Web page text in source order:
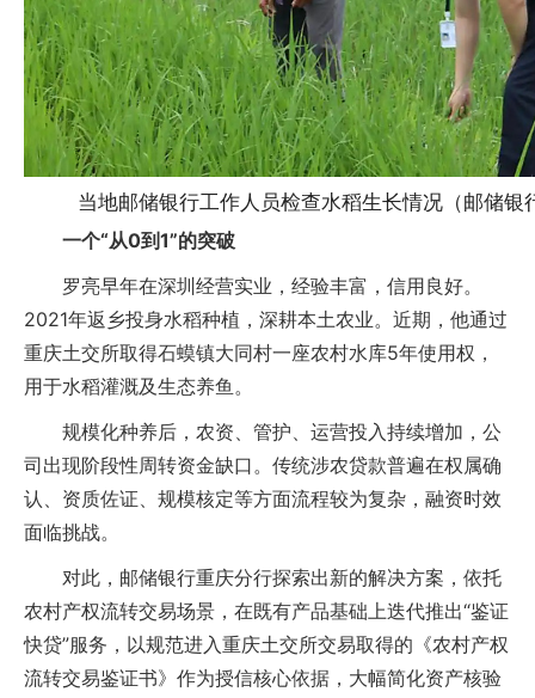
当地邮储银行工作人员检查水稻生长情况（邮储银
一个“从0到1”的突破
罗亮早年在深圳经营实业，经验丰富，信用良好。
2021年返乡投身水稻种植，深耕本土农业。近期，他通过
重庆土交所取得石蟆镇大同村一座农村水库5年使用权，
用于水稻灌溉及生态养鱼。
规模化种养后，农资、管护、运营投入持续增加，公
司出现阶段性周转资金缺口。传统涉农贷款普遍在权属确
认、资质佐证、规模核定等方面流程较为复杂，融资时效
面临挑战。
对此，邮储银行重庆分行探索出新的解决方案，依托
农村产权流转交易场景，在既有产品基础上迭代推出“鉴证
快贷”服务，以规范进入重庆土交所交易取得的《农村产权
流转交易鉴证书》作为授信核心依据，大幅简化资产核验